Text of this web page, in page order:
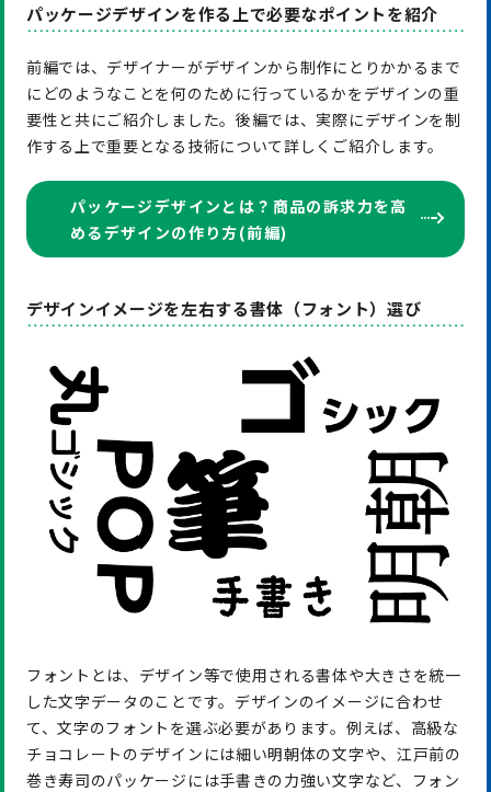
パッケージデザインを作る上で必要なポイントを紹介
前編では、デザイナーがデザインから制作にとりかかるまで
にどのようなことを何のために行っているかをデザインの重
要性と共にご紹介しました。後編では、実際にデザインを制
作する上で重要となる技術について詳しくご紹介します。
パッケージデザインとは？商品の訴求力を高
めるデザインの作り方(前編)
デザインイメージを左右する書体（フォント）選び
フォントとは、デザイン等で使用される書体や大きさを統一
した文字データのことです。デザインのイメージに合わせ
て、文字のフォントを選ぶ必要があります。例えば、高級な
チョコレートのデザインには細い明朝体の文字や、江戸前の
巻き寿司のパッケージには手書きの力強い文字など、フォン